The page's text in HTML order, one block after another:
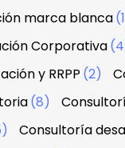
marca blanca
Corporativa
y RRPP (2)
(8)
Consultoría